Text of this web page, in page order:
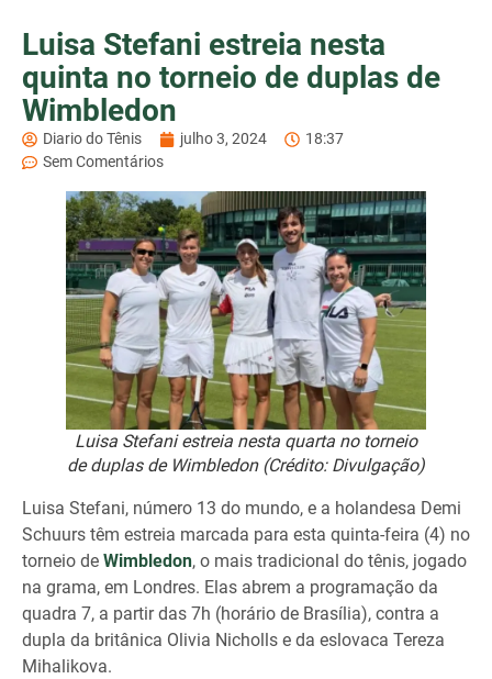
Luisa Stefani estreia nesta
quinta no torneio de duplas de
Wimbledon
Diario do Tênis julho 3, 2024
18:37
Sem Comentários
Luisa Stefani estreia nesta quarta no torneio
de duplas de Wimbledon (Crédito: Divulgação)
Luisa Stefani, número 13 do mundo, e a holandesa Demi
Schuurs têm estreia marcada para esta quinta-feira (4) no
torneio de Wimbledon, o mais tradicional do tênis, jogado
na grama, em Londres. Elas abrem a programação da
quadra 7, a partir das 7h (horário de Brasília), contra a
dupla da britânica Olivia Nicholls e da eslovaca Tereza
Mihalikova.